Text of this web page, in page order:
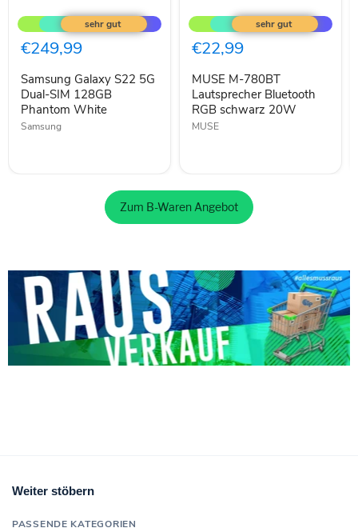
Galaxy
S22
5G
Dual-
128GB
Phantom
White
€249,99
Samsung Galaxy S22 5G
Dual-SIM 128GB
Phantom White
Samsung
M-
780BT
Lautsprecher
Bluetooth
schwarz
20W
€22,99
MUSE M-780BT
Lautsprecher Bluetooth
RGB schwarz 20W
MUSE
Zum B-Waren Angebot
Weiter stöbern
PASSENDE KATEGORIEN